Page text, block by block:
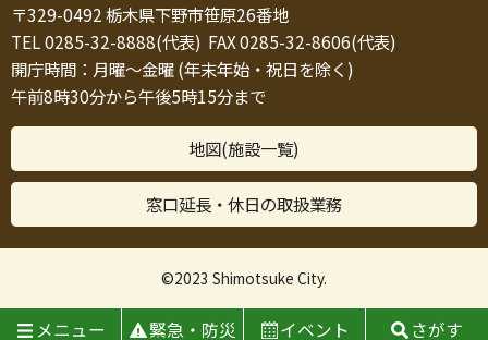
〒329-0492 栃木県下野市笹原26番地
TEL 0285-32-8888(代表) FAX 0285-32-8606(代表)
開庁時間：月曜～金曜 (年末年始・祝日を除く)
午前8時30分から午後5時15分まで
地図(施設一覧)
窓口延長・休日の取扱業務
©2023 Shimotsuke City.
メニュー 緊急・防災 イベント さがす